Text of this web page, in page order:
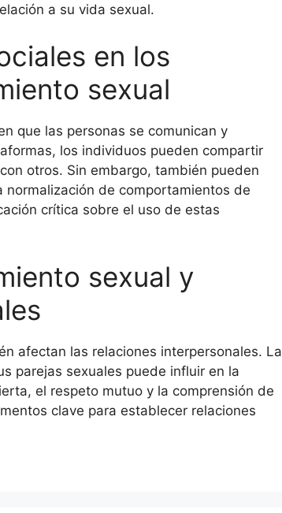
a su vida sexual.
en los
sexual
que las personas se comunican y
los individuos pueden compartir
otros. Sin embargo, también pueden
de comportamientos de
crítica sobre el uso de estas
sexual y
afectan las relaciones interpersonales. La
parejas sexuales puede influir en la
el respeto mutuo y la comprensión de
clave para establecer relaciones